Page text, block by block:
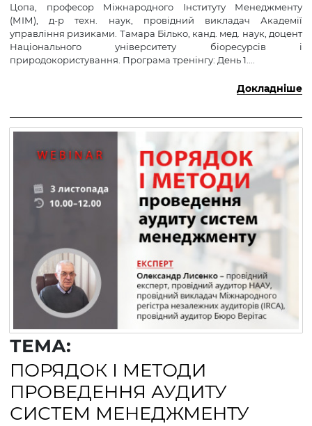
Цопа, професор Міжнародного Інституту Менеджменту
(МІМ), д-р техн. наук, провідний викладач Академії
управління ризиками. Тамара Білько, канд. мед. наук, доцент
Національного університету біоресурсів і
природокористування. Програма тренінгу: День 1....
Докладніше
ТЕМА:
ПОРЯДОК І МЕТОДИ
ПРОВЕДЕННЯ АУДИТУ
СИСТЕМ МЕНЕДЖМЕНТУ